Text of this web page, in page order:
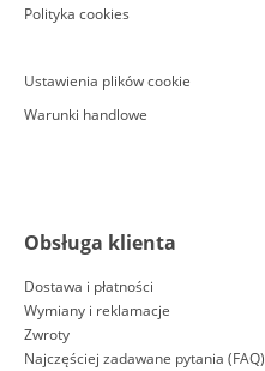
Polityka cookies
Ustawienia plików cookie
Warunki handlowe
Obsługa klienta
Dostawa i płatności
Wymiany i reklamacje
Zwroty
Najczęściej zadawane pytania (FAQ)